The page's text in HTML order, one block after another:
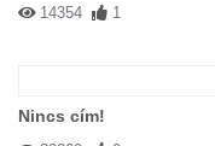
14354 1
Nincs cím!